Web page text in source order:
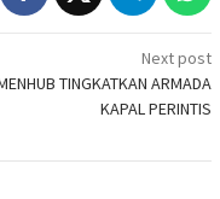
Next post
TINGKATKAN ARMADA
KAPAL PERINTIS